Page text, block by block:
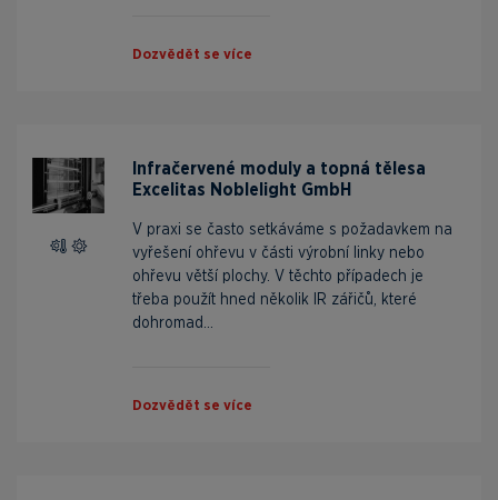
Dozvědět se více
Infračervené moduly a topná tělesa
Excelitas Noblelight GmbH
V praxi se často setkáváme s požadavkem na
vyřešení ohřevu v části výrobní linky nebo
ohřevu větší plochy. V těchto případech je
třeba použít hned několik IR zářičů, které
dohromad...
Dozvědět se více